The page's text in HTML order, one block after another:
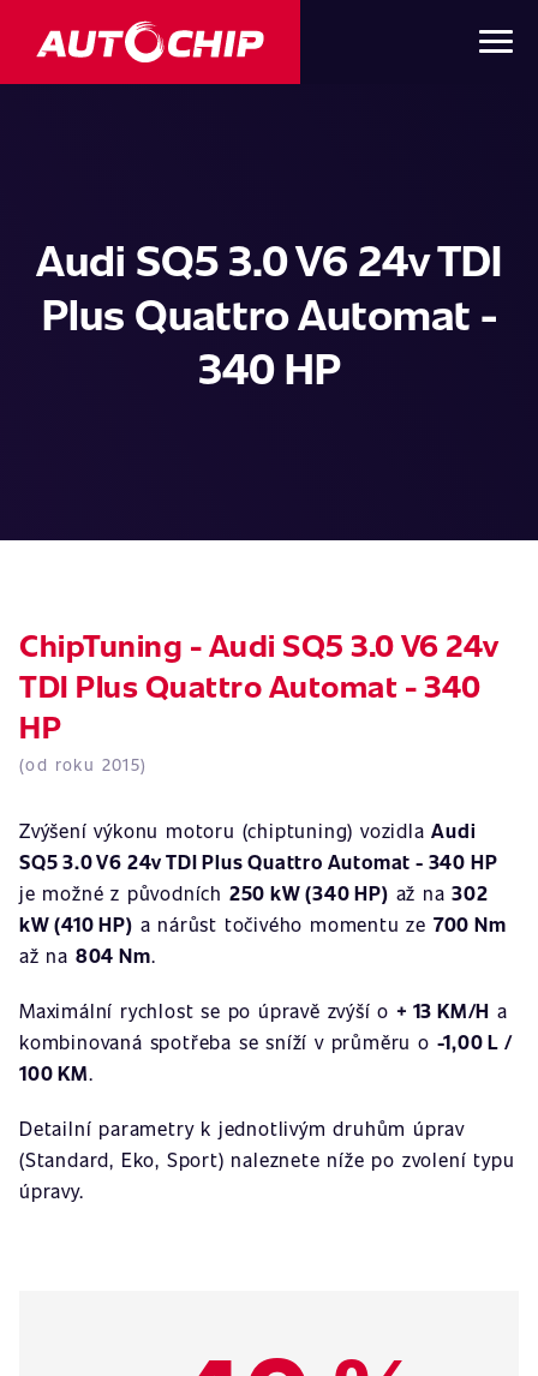
Audi SQ5 3.0 V6 24v TDI
Plus Quattro Automat -
340 HP
ChipTuning - Audi SQ5 3.0 V6 24v
TDI Plus Quattro Automat - 340
HP
(od roku 2015)
Zvýšení výkonu motoru (chiptuning) vozidlaAudi
SQ5 3.0 V6 24v TDI Plus Quattro Automat - 340 HP
je možné z původních 250 kW (340 HP) až na302
kW (410 HP) a nárůst točivého momentu ze 700 Nm
až na 804 Nm.
Maximální rychlost se po úpravě zvýší o + 13 KM/H a
kombinovaná spotřeba se sníží v průměru o -1,00 L /
100 KM.
Detailní parametry k jednotlivým druhům úprav
(Standard, Eko, Sport) naleznete níže po zvolení typu
úpravy.